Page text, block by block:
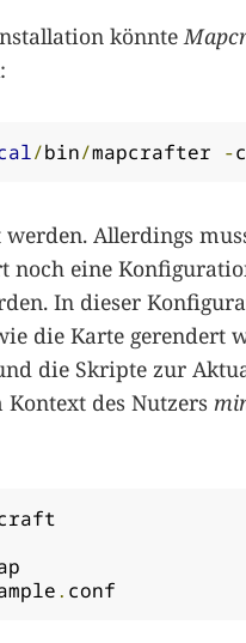
könnte
/bin/mapcrafter -
werden. Allerdings
noch eine
In dieser
die Karte gerendert
die Skripte zur
des Nutzers
. conf